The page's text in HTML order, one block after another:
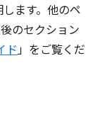
ます。他のペ
のセクション
ド」をご覧くだ